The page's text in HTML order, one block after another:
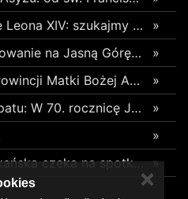
»
Biskup Asyżu po wizycie Leona XIV: szukajmy młodych tam, gdzie się znajdują, używając ich języka
»
Papież: Niech pielgrzymowanie na Jasną Górę umocni wiarę i nadzieję
»
Bracia Mniejsi: Święto Prowincji Matki Bożej Anielskiej w Wieliczce
»
Przewodniczący Episkopatu: W 70. rocznicę Jasnogórskich Ślubów Narodu skierujmy nasze serce ku Maryi
»
»
Asyż: młodzież franciszkańska czeka na spotkanie z Leonem XIV
✕